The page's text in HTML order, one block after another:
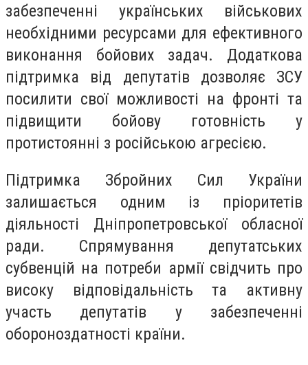
забезпеченні українських військових
необхідними ресурсами для ефективного
виконання бойових задач. Додаткова
підтримка від депутатів дозволяє ЗСУ
посилити свої можливості на фронті та
підвищити бойову готовність у
протистоянні з російською агресією.
Підтримка Збройних Сил України
залишається одним із пріоритетів
діяльності Дніпропетровської обласної
ради. Спрямування депутатських
субвенцій на потреби армії свідчить про
високу відповідальність та активну
участь депутатів у забезпеченні
обороноздатності країни.